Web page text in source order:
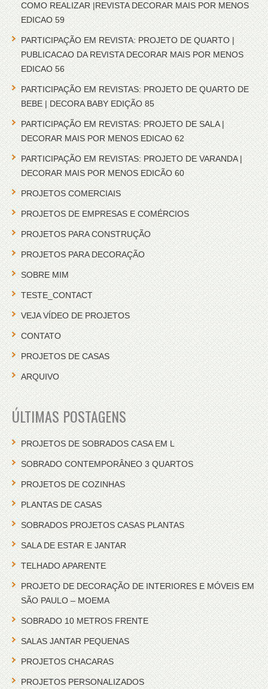
COMO REALIZAR |REVISTA DECORAR MAIS POR MENOS
EDICAO 59
PARTICIPAÇÃO EM REVISTA: PROJETO DE QUARTO |
PUBLICACAO DA REVISTA DECORAR MAIS POR MENOS
EDICAO 56
PARTICIPAÇÃO EM REVISTAS: PROJETO DE QUARTO DE
BEBE | DECORA BABY EDIÇÃO 85
PARTICIPAÇÃO EM REVISTAS: PROJETO DE SALA |
DECORAR MAIS POR MENOS EDICAO 62
PARTICIPAÇÃO EM REVISTAS: PROJETO DE VARANDA |
DECORAR MAIS POR MENOS EDICÃO 60
PROJETOS COMERCIAIS
PROJETOS DE EMPRESAS E COMÉRCIOS
PROJETOS PARA CONSTRUÇÃO
PROJETOS PARA DECORAÇÃO
SOBRE MIM
TESTE_CONTACT
VEJA VÍDEO DE PROJETOS
CONTATO
PROJETOS DE CASAS
ARQUIVO
ÚLTIMAS POSTAGENS
PROJETOS DE SOBRADOS CASA EM L
SOBRADO CONTEMPORÂNEO 3 QUARTOS
PROJETOS DE COZINHAS
PLANTAS DE CASAS
SOBRADOS PROJETOS CASAS PLANTAS
SALA DE ESTAR E JANTAR
TELHADO APARENTE
PROJETO DE DECORAÇÃO DE INTERIORES E MÓVEIS EM
SÃO PAULO – MOEMA
SOBRADO 10 METROS FRENTE
SALAS JANTAR PEQUENAS
PROJETOS CHACARAS
PROJETOS PERSONALIZADOS